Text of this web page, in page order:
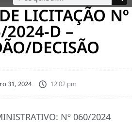
LICITAÇÃO Nº
2024-D –
DECISÃO
31, 2024 12:02 pm
Nº 060/2024